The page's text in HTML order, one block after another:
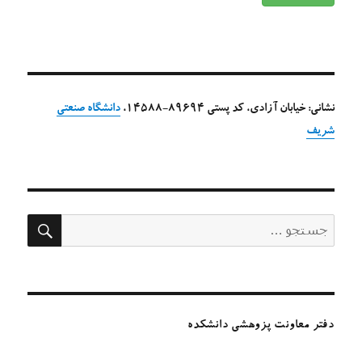
نشانی: خیابان آزادی، کد پستی 89694-14588،
دانشگاه صنعتی
شریف
برای:
دفتر معاونت پزوهشی دانشکده